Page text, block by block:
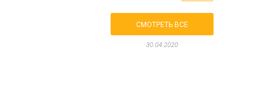
Водорастворимые отдушкиСМОТРЕТЬ ВСЕ
30.04.2020